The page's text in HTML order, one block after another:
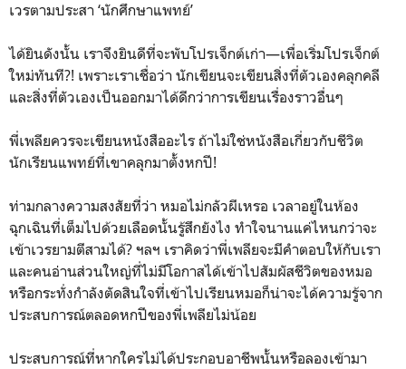
เวรตามประสา ‘นักศึกษาแพทย์’
ได้ยินดังนั้น เราจึงยินดีที่จะพับโปรเจ็กต์เก่า—เพื่อเริ่มโปรเจ็กต์
ใหม่ทันที?! เพราะเราเชื่อว่า นักเขียนจะเขียนสิ่งที่ตัวเองคลุกคลี
และสิ่งที่ตัวเองเป็นออกมาได้ดีกว่าการเขียนเรื่องราวอื่นๆ
พี่เพลียควรจะเขียนหนังสืออะไร ถ้าไม่ใช่หนังสือเกี่ยวกับชีวิต
นักเรียนแพทย์ที่เขาคลุกมาตั้งหกปี!
ท่ามกลางความสงสัยที่ว่า หมอไม่กลัวผีเหรอ เวลาอยู่ในห้อง
ฉุกเฉินที่เต็มไปด้วยเลือดนั้นรู้สึกยังไง ทำใจนานแค่ไหนกว่าจะ
เข้าเวรยามตีสามได้? ฯลฯ เราคิดว่าพี่เพลียจะมีคำตอบให้กับเรา
และคนอ่านส่วนใหญ่ที่ไม่มีโอกาสได้เข้าไปสัมผัสชีวิตของหมอ
หรือกระทั่งกำลังตัดสินใจที่เข้าไปเรียนหมอก็น่าจะได้ความรู้จาก
ประสบการณ์ตลอดหกปีของพี่เพลียไม่น้อย
ประสบการณ์ที่หากใครไม่ได้ประกอบอาชีพนั้นหรือลองเข้ามา